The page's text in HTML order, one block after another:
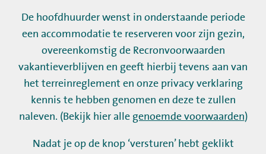
Gastinformatie
Contact
Werken bij
Mijn Flevo Natuur
De hoofdhuurder wenst in onderstaande periode
een accommodatie te reserveren voor zijn gezin,
overeenkomstig de Recronvoorwaarden
vakantieverblijven en geeft hierbij tevens aan van
het terreinreglement en onze privacy verklaring
kennis te hebben genomen en deze te zullen
naleven. (Bekijk hier alle genoemde voorwaarden)
Nadat je op de knop ‘versturen’ hebt geklikt